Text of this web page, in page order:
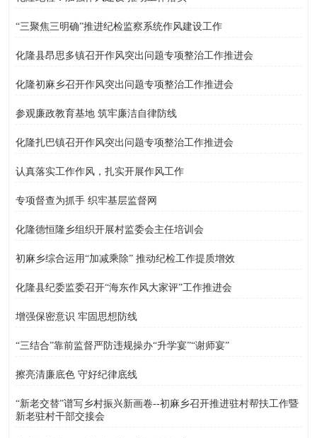
“三聚焦三明确”推进纪检监察系统作风建设工作
化隆县昂思多镇召开作风突出问题专项整治工作推进会
化隆初麻乡召开作风突出问题专项整治工作推进会
参观廉政教育基地 筑牢廉洁自律防线
化隆扎巴镇召开作风突出问题专项整治工作推进会
认真落实工作作风，扎实开展作风工作
专项督查为抓手 织牢基层监督网
化隆德恒隆乡组织开展村监委会主任培训会
初麻乡综合运用“加减乘除” 推动纪检工作提质增效
化隆县纪委监委召开“海东作风大家评”工作推进会
增强保密意识 牢固思想防线
“三结合”靠前监督严防违规操办“升学宴”“谢师宴”
擦亮清廉底色 守好纪律底线
“新老交替”谱写乡村振兴新画卷--初麻乡召开推进驻村帮扶工作暨
新老驻村干部交接会